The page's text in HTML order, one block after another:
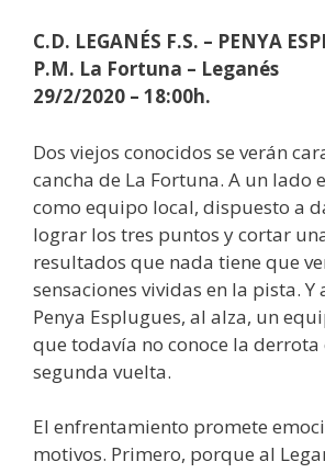
C.D. LEGANÉS F.S. – PENYA
P.M. La Fortuna – Leganés
29/2/2020 – 18:00h.
Dos viejos conocidos se verán
cancha de La Fortuna. A un lado
como equipo local, dispuesto a
lograr los tres puntos y cortar
resultados que nada tiene que
sensaciones vividas en la pista.
Penya Esplugues, al alza, un
que todavía no conoce la derrota
segunda vuelta.
El enfrentamiento promete
motivos. Primero, porque al